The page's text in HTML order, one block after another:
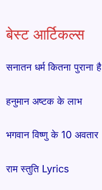
बेस्ट आर्टिकल्स
सनातन धर्म कितना पुराना है
हनुमान अष्टक के लाभ
भगवान विष्णु के 10 अवतार
राम स्तुति Lyrics